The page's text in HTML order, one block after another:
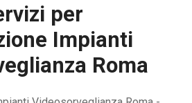
per
Impianti
Roma